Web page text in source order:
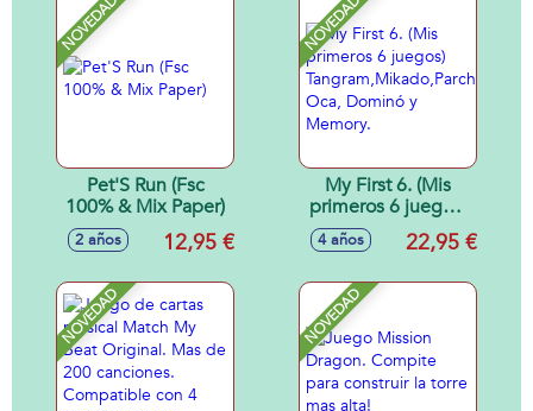
NOVEDAD
Pet'S Run (Fsc
100% & Mix Paper)
2 años 12,95 €
NOVEDAD
My First 6. (Mis
primeros 6 juegos)
Tangram,Mikado,Parchís,
Oca, Dominó y
4 años 22,95 €
NOVEDAD NOVEDAD